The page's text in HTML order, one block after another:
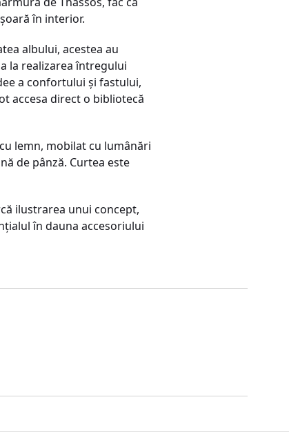
în interior.
albului, acestea au
la realizarea întregului
a confortului şi fastului,
accesa direct o bibliotecă
lemn, mobilat cu lumânări
de pânză. Curtea este
ilustrarea unui concept,
în dauna accesoriului